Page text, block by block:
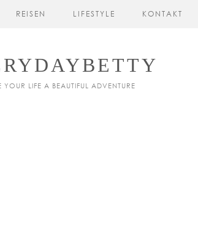
YOUR LIFE A BEAUTIFUL ADVENTURE
REISEN LIFESTYLE KONTAKT